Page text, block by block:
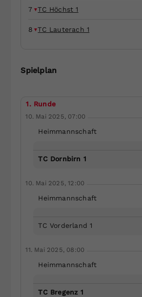
7 TC Höchst 1
8 TC Lauterach 1
Spielplan
1. Runde
10. Mai 2025, 07:00
Heimmannschaft
TC Dornbirn 1
10. Mai 2025, 12:00
Heimmannschaft
TC Vorderland 1
11. Mai 2025, 08:00
Heimmannschaft
TC Bregenz 1
Dieser Wert speichert
zufällig generierte ID,